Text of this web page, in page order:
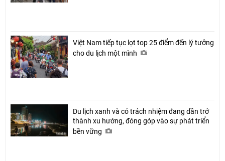
Việt Nam tiếp tục lọt top 25 điểm đến lý tưởng
cho du lịch một mình
Du lịch xanh và có trách nhiệm đang dần trở
thành xu hướng, đóng góp vào sự phát triển
bền vững